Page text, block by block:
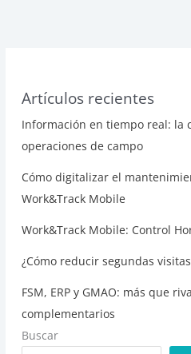
Artículos recientes
Información en tiempo real: la
operaciones de campo
Cómo digitalizar el
Work&Track Mobile
Work&Track Mobile: Control
¿Cómo reducir segundas visitas
FSM, ERP y GMAO: más que
complementarios
Buscar